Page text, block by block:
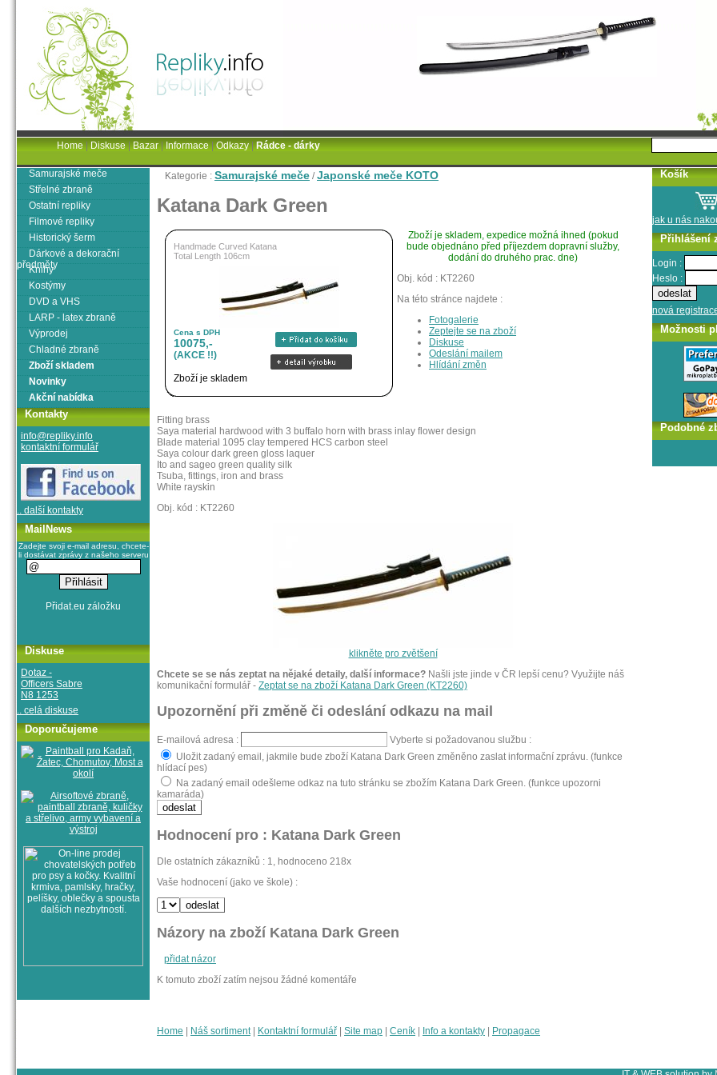
Kategorie : Samurajské meče /Japonské meče KOTO
Katana Dark Green
Handmade Curved Katana
Total Length 106cm
Cena s DPH
10075,-
(AKCE !!)
Zboží je skladem
Zboží je skladem, expedice možná ihned (pokud
bude objednáno před příjezdem dopravní služby,
dodání do druhého prac. dne)
Obj. kód : KT2260
Na této stránce najdete :
Fotogalerie
Zeptejte se na zboží
Diskuse
Odeslání mailem
Hlídání změn
Fitting brass
Saya material hardwood with 3 buffalo horn with brass inlay flower design
Blade material 1095 clay tempered HCS carbon steel
Saya colour dark green gloss laquer
Ito and sageo green quality silk
Tsuba, fittings, iron and brass
White rayskin
Obj. kód : KT2260
klikněte pro zvětšení
Chcete se se nás zeptat na nějaké detaily, další informace? Našli jste jinde v ČR lepší cenu? Využijte náš
komunikační formulář - Zeptat se na zboží Katana Dark Green (KT2260)
Upozornění při změně či odeslání odkazu na mail
E-mailová adresa :
Vyberte si požadovanou službu :
Uložit zadaný email, jakmile bude zboží Katana Dark Green změněno zaslat informační zprávu. (funkce
hlídací pes)
Na zadaný email odešleme odkaz na tuto stránku se zbožím Katana Dark Green. (funkce upozorni
kamaráda)
Hodnocení pro : Katana Dark Green
Dle ostatních zákazníků : 1, hodnoceno 218x
Vaše hodnocení (jako ve škole) :
Názory na zboží Katana Dark Green
přidat názor
K tomuto zboží zatím nejsou žádné komentáře
Home | Náš sortiment | Kontaktní formulář | Site map | Ceník | Info a kontakty | Propagace
Samurajské meče
Střelné zbraně
Ostatní repliky
Filmové repliky
Historický šerm
Dárkové a dekorační
předměty
Knihy
Kostýmy
DVD a VHS
LARP - latex zbraně
Výprodej
Chladné zbraně
Zboží skladem
Novinky
Akční nabídka
Kontakty
info@repliky.info
kontaktní formulář
.. další kontakty
MailNews
Zadejte svoji e-mail adresu, chcete-
li dostávat zprávy z našeho serveru
Diskuse
Dotaz -
Officers Sabre
N8 1253
.. celá diskuse
Doporučujeme
Košík
jak u nás
Přihlášení
Login :
Heslo :
nová
Možnosti
Podobné
Home|Diskuse|Bazar|Informace|Odkazy|Rádce - dárky